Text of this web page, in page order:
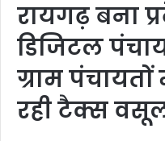
रायगढ़ बना
डिजिटल
ग्राम
रही टैक्स